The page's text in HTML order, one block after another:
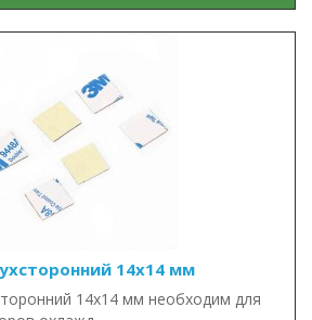
14х14 мм
14х14 мм необходим для